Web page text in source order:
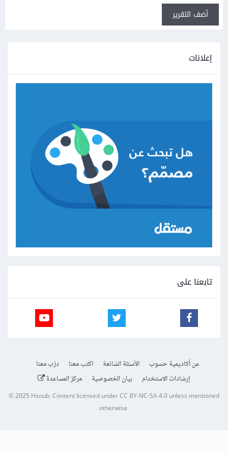
أضف التقرير
إعلانات
تابعنا على
عن أكاديمية حسوب الأسئلة الشائعة اكتب معنا
درّب معنا
إرشادات الاستخدام
بيان الخصوصية مركز المساعدة
© 2025 Hsoub.Content licensed underCC BY-NC-SA 4.0unless mentioned
otherwise.